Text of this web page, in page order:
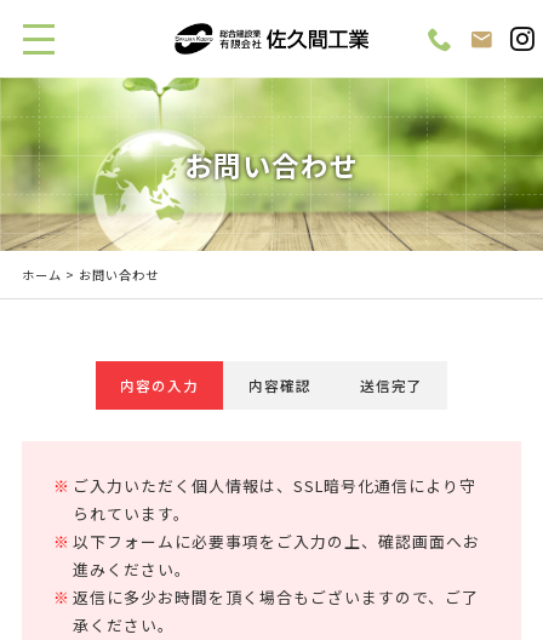
お問い合わせ
ホーム > お問い合わせ
内容の入力 内容確認 送信完了
ご入力いただく個人情報は、SSL暗号化通信により守
られています。
以下フォームに必要事項をご入力の上、確認画面へお
進みください。
返信に多少お時間を頂く場合もございますので、ご了
承ください。